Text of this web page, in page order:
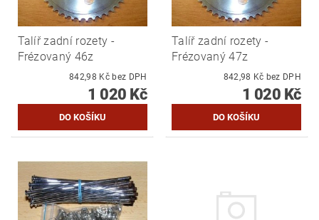
Talíř zadní rozety -
Frézovaný 46z
842,98 Kč bez DPH
1 020 Kč
Talíř zadní rozety -
Frézovaný 47z
842,98 Kč bez DPH
1 020 Kč